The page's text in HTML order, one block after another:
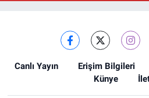
Canlı Yayın Erişim Bilgileri
Künye